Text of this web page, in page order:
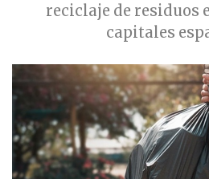
reciclaje de residuos
capitales